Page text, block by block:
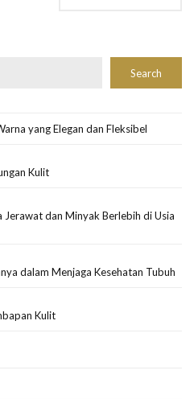
Search
yang Elegan dan Fleksibel
Kulit
Jerawat dan Minyak Berlebih di Usia
dalam Menjaga Kesehatan Tubuh
Kulit